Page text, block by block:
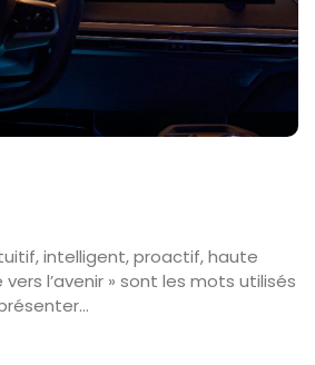
intelligent, proactif, haute
l’avenir » sont les mots utilisés